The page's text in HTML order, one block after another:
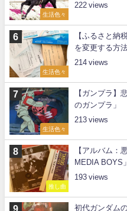
生活色々
222
生活色々
【ふるさと納
を変更する方
214
生活色々
【ガンプラ】
のガンプラ」
213
推し曲
【アルバム：
MEDIA BOYS」
193
初代ガンダム